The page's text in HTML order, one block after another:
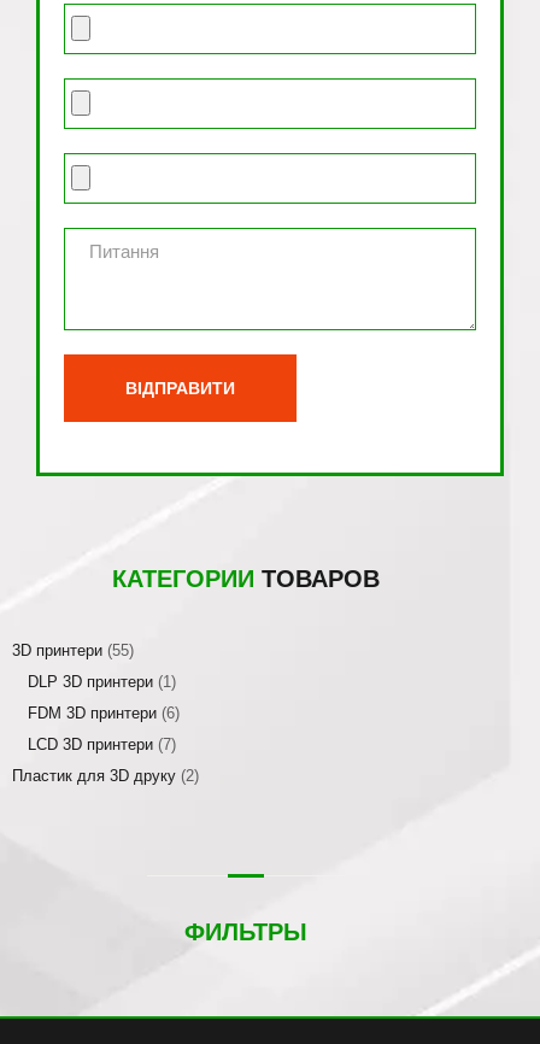
КАТЕГОРИИ ТОВАРОВ
3D принтери (55)
DLP 3D принтери (1)
FDM 3D принтери (6)
LCD 3D принтери (7)
Пластик для 3D друку (2)
ФИЛЬТРЫ